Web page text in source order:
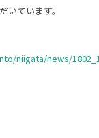
いています。
niigata/news/